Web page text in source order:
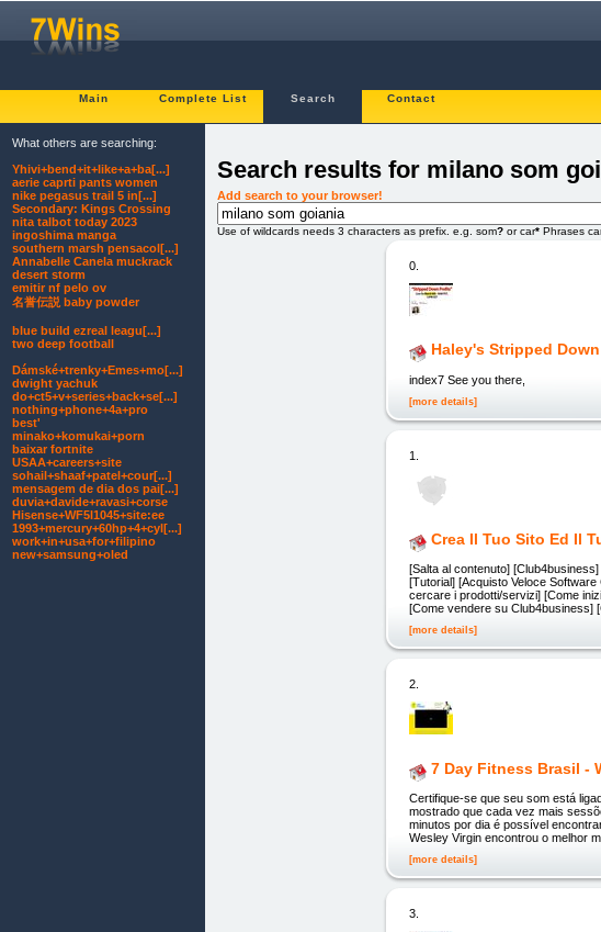
Main Complete List Search Contact
Search results for milano som
Add search to your browser!
Use of wildcards needs 3 characters as prefix. e.g. som? or car* Phrases
0.
Haley's Stripped
index7 See you there,
[more details]
1.
Crea Il Tuo Sito Ed Il
[Salta al contenuto]
[Tutorial] [Acquisto Veloce
cercare i prodotti/servizi] [Come
[Come vendere su Club4business]
[more details]
2.
7 Day Fitness Brasil -
Certifique-se que seu som está
mostrado que cada vez mais
minutos por dia é possível
Wesley Virgin encontrou o melhor
[more details]
3.
What others are searching:
Yhivi+bend+it+like+a+ba[...]
aerie caprti pants women
nike pegasus trail 5 in[...]
Secondary: Kings Crossing
nita talbot today 2023
ingoshima manga
southern marsh pensacol[...]
Annabelle Canela muckrack
desert storm
emitir nf pelo ov
名誉伝説 baby powder
blue build ezreal leagu[...]
two deep football
Dámské+trenky+Emes+mo[...]
dwight yachuk
do+ct5+v+series+back+se[...]
nothing+phone+4a+pro
best'
minako+komukai+porn
baixar fortnite
USAA+careers+site
sohail+shaaf+patel+cour[...]
mensagem de dia dos pai[...]
duvia+davide+ravasi+corse
Hisense+WF5I1045+site:ee
1993+mercury+60hp+4+cyl[...]
work+in+usa+for+filipino
new+samsung+oled